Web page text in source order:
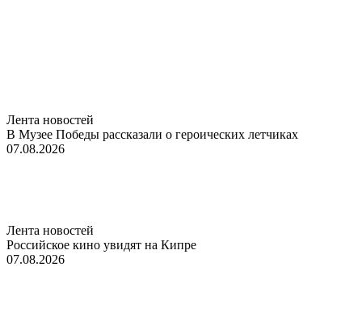
Лента новостей
В Музее Победы рассказали о героических летчиках
07.08.2026
Лента новостей
Российское кино увидят на Кипре
07.08.2026